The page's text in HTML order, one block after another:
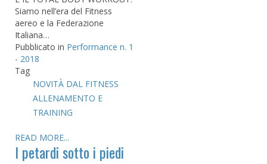
Siamo nell’era del Fitness
aereo e la Federazione
Italiana…
Pubblicato in Performance n. 1
- 2018
Tag
NOVITÀ DAL FITNESS
ALLENAMENTO E
TRAINING
READ MORE...
I petardi sotto i piedi